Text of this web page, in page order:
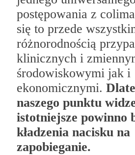
postępowania z
się to przede
różnorodnością
klinicznych i
środowiskowymi jak i
ekonomicznymi.
naszego punktu
istotniejsze powinno
kładzenia nacisku na
zapobieganie.